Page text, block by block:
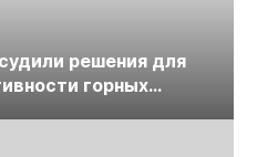
решения для
горных